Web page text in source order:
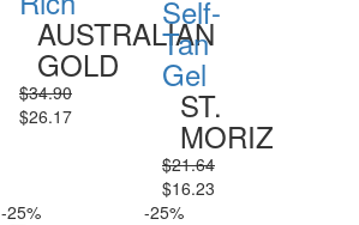
AUSTRALIAN
GOLD
$34.90
$26.17
Self-
Tan
Gel
ST.
MORIZ
$21.64
$16.23
-25%
-25%